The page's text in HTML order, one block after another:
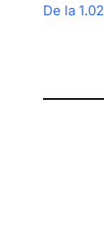
Pret
De la